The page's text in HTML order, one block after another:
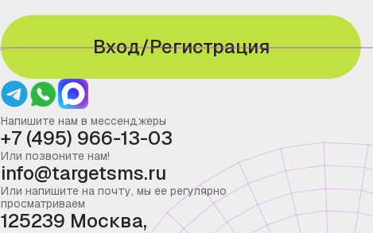
Вход/Регистрация
Напишите нам в мессенджеры
+7 (495) 966-13-03
Или позвоните нам!
info@targetsms.ru
Или напишите на почту, мы ее регулярно
просматриваем
125239 Москва,